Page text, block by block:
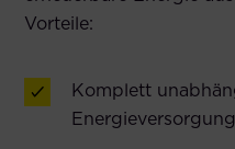
Vorteile:
Komplett